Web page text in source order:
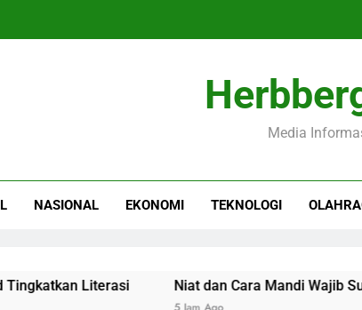
Media
NASIONAL EKONOMI TEKNOLOGI
Literasi Niat dan Cara Mandi Wajib Suami